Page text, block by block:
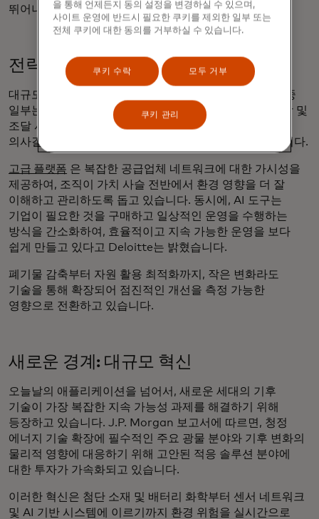
뛰어나며 효율적으로 만들고 있습니다.
전략부터 운영까지
대규모 인프라가 주로 논의되지만, 가장 의미 있는 진전 중
일부는 운영 수준에서 이루어지고 있습니다. 공급망, 직장 및
조달 시스템 전반에 걸쳐 기술은 기업이 일상적인
의사결정에
하도록 지원하고 있습니다.
고급 플랫폼 은 복잡한 공급업체 네트워크에 대한 가시성을
제공하여, 조직이 가치 사슬 전반에서 환경 영향을 더 잘
이해하고 관리하도록 돕고 있습니다. 동시에, AI 도구는
기업이 필요한 것을 구매하고 일상적인 운영을 수행하는
방식을 간소화하여, 효율적이고 지속 가능한 운영을 보다
쉽게 만들고 있다고 Deloitte는 밝혔습니다.
폐기물 감축부터 자원 활용 최적화까지, 작은 변화라도
기술을 통해 확장되어 점진적인 개선을 측정 가능한
영향으로 전환하고 있습니다.
새로운 경계: 대규모 혁신
오늘날의 애플리케이션을 넘어서, 새로운 세대의 기후
기술이 가장 복잡한 지속 가능성 과제를 해결하기 위해
등장하고 있습니다. J.P. Morgan 보고서에 따르면, 청정
에너지 기술 확장에 필수적인 주요 광물 분야와 기후 변화의
물리적 영향에 대응하기 위해 고안된 적응 솔루션 분야에
대한 투자가 가속화되고 있습니다.
이러한 혁신은 첨단 소재 및 배터리 화학부터 센서 네트워크
및 AI 기반 시스템에 이르기까지 환경 위험을 실시간으로
을 통해 언제든지 동의 설정을 변경하실 수 있으며,
사이트 운영에 반드시 필요한 쿠키를 제외한 일부 또는
전체 쿠키에 대한 동의를 거부하실 수 있습니다.
쿠키 수락 모두 거부
쿠키 관리